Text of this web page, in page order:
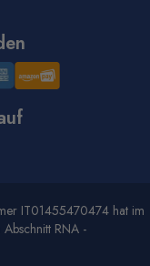
IT01455470474 hat im
RNA -